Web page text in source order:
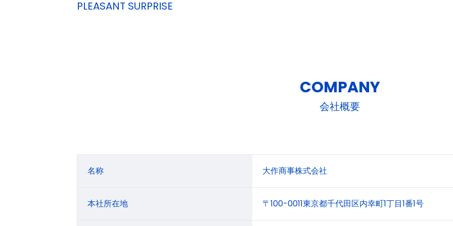
PLEASANT SURPRISE
COMPANY
会社概要
名称 大作商事株式会社
本社所在地 〒100-0011東京都千代田区内幸町1丁目1番1号